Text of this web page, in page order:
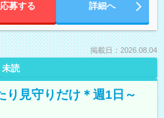
応募する 詳細へ
掲載日：2026.08.04
未読
り見守りだけ＊週1日～